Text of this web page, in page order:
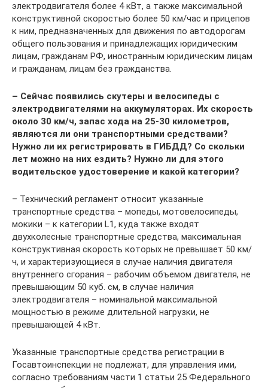
электродвигателя более 4 кВт, а также максимальной
конструктивной скоростью более 50 км/час и прицепов
к ним, предназначенных для движения по автодорогам
общего пользования и принадлежащих юридическим
лицам, гражданам РФ, иностранным юридическим лицам
и гражданам, лицам без гражданства.
– Сейчас появились скутеры и велосипеды с
электродвигателями на аккумуляторах. Их скорость
около 30 км/ч, запас хода на 25-30 километров,
являются ли они транспортными средствами?
Нужно ли их регистрировать в ГИБДД? Со скольки
лет можно на них ездить? Нужно ли для этого
водительское удостоверение и какой категории?
– Технический регламент относит указанные
транспортные средства – мопеды, мотовелосипеды,
мокики – к категории L1, куда также входят
двухколесные транспортные средства, максимальная
конструктивная скорость которых не превышает 50 км/
ч, и характеризующиеся в случае наличия двигателя
внутреннего сгорания – рабочим объемом двигателя, не
превышающим 50 куб. см, в случае наличия
электродвигателя – номинальной максимальной
мощностью в режиме длительной нагрузки, не
превышающей 4 кВт.
Указанные транспортные средства регистрации в
Госавтоинспекции не подлежат, для управления ими,
согласно требованиям части 1 статьи 25 Федерального